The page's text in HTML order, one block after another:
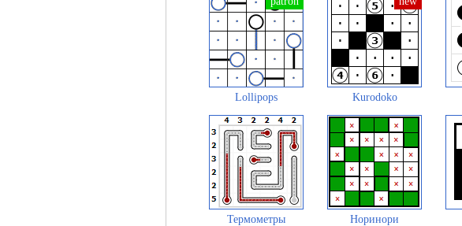
Lollipops Kurodoko
Термометры Норинори